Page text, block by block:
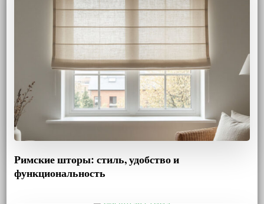
Римские шторы: стиль, удобство и
функциональность